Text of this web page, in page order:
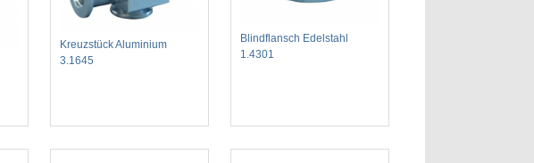
Kreuzstück Aluminium
3.1645
Blindflansch Edelstahl
1.4301